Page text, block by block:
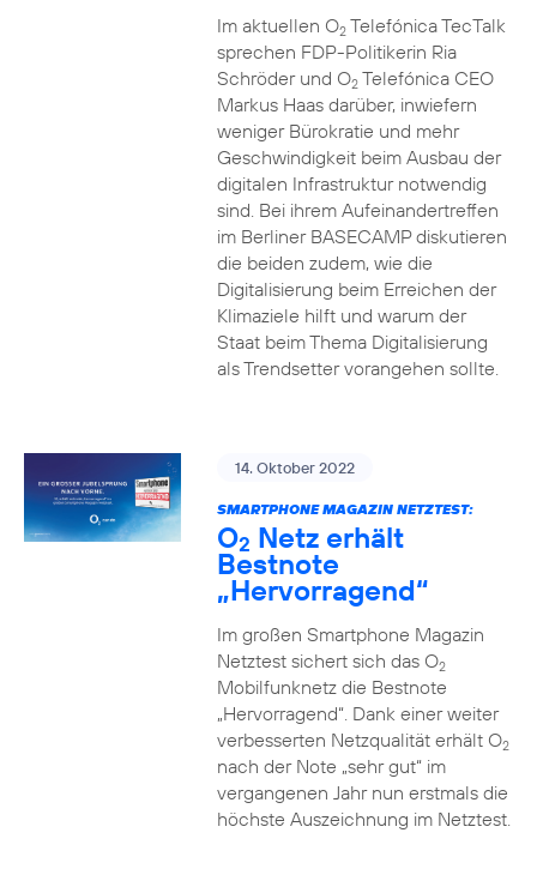
Im aktuellen O2Telefónica TecTalk
sprechen FDP-Politikerin Ria
Schröder und O2Telefónica CEO
Markus Haas darüber, inwiefern
weniger Bürokratie und mehr
Geschwindigkeit beim Ausbau der
digitalen Infrastruktur notwendig
sind. Bei ihrem Aufeinandertreffen
im Berliner BASECAMP diskutieren
die beiden zudem, wie die
Digitalisierung beim Erreichen der
Klimaziele hilft und warum der
Staat beim Thema Digitalisierung
als Trendsetter vorangehen sollte.
14. Oktober 2022
SMARTPHONE MAGAZIN NETZTEST:
O2 Netz erhält
Bestnote
„Hervorragend“
Im großen Smartphone Magazin
Netztest sichert sich das O2
Mobilfunknetz die Bestnote
„Hervorragend“. Dank einer weiter
verbesserten Netzqualität erhält O2
nach der Note „sehr gut“ im
vergangenen Jahr nun erstmals die
höchste Auszeichnung im Netztest.